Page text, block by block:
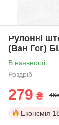
Рулонні
(Ван Гог)
В наявності
Роздріб
279 ₴
Економія